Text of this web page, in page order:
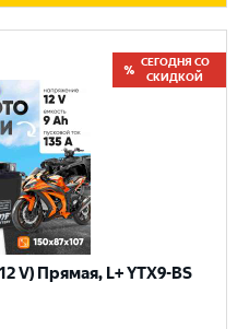
СЕГОДНЯ СО
СКИДКОЙ
V) Прямая, L+ YTX9-BS